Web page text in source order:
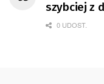
szybciej z
0 UDOST.